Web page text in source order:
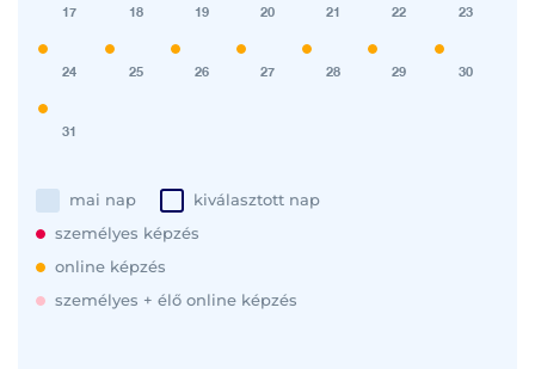
17 18 19 20 21 22 23
24 25 26 27 28 29 30
31
mai nap
kiválasztott nap
személyes képzés
online képzés
személyes + élő online képzés